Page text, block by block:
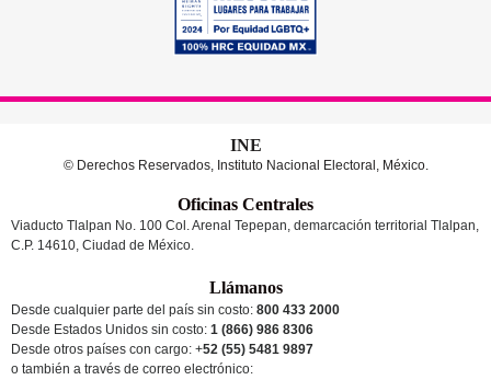
INE
© Derechos Reservados, Instituto Nacional Electoral, México.
Oficinas Centrales
Viaducto Tlalpan No. 100 Col. Arenal Tepepan, demarcación territorial Tlalpan,
C.P. 14610, Ciudad de México.
Llámanos
Desde cualquier parte del país sin costo: 800 433 2000
Desde Estados Unidos sin costo: 1 (866) 986 8306
Desde otros países con cargo: +52 (55) 5481 9897
o también a través de correo electrónico: